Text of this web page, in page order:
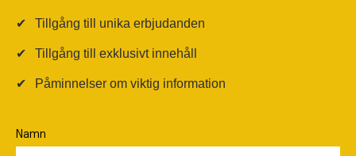
✔ Tillgång till unika erbjudanden
✔ Tillgång till exklusivt innehåll
✔ Påminnelser om viktig information
Namn